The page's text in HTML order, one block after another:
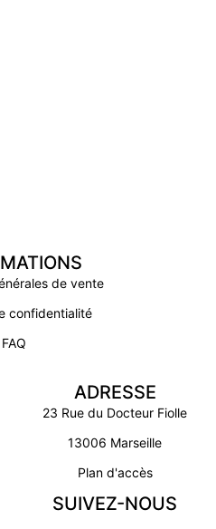
ADRESSE
23 Rue du Docteur Fiolle
13006 Marseille
Plan d'accès
SUIVEZ-NOUS
de vente
confidentialité
FAQ